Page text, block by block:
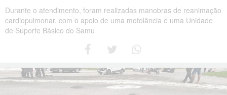
Durante o atendimento, foram realizadas manobras de reanimação
cardiopulmonar, com o apoio de uma motolância e uma Unidade
de Suporte Básico do Samu